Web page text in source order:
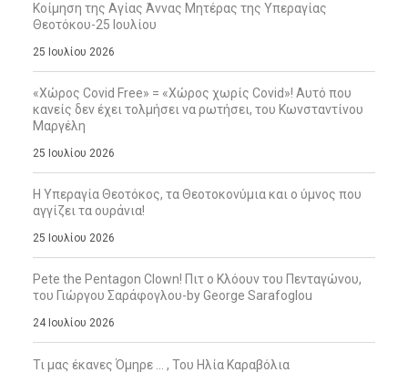
Κοίμηση της Αγίας Άννας Μητέρας της Υπεραγίας
Θεοτόκου-25 Ιουλίου
25 Ιουλίου 2026
«Χώρος Covid Free» = «Χώρος χωρίς Covid»! Αυτό που
κανείς δεν έχει τολμήσει να ρωτήσει, του Κωνσταντίνου
Μαργέλη
25 Ιουλίου 2026
Η Υπεραγία Θεοτόκος, τα Θεοτοκονύμια και ο ύμνος που
αγγίζει τα ουράνια!
25 Ιουλίου 2026
Pete the Pentagon Clown! Πιτ ο Κλόουν του Πενταγώνου,
του Γιώργου Σαράφογλου-by George Sarafoglou
24 Ιουλίου 2026
Τι μας έκανες Όμηρε … , Του Ηλία Καραβόλια